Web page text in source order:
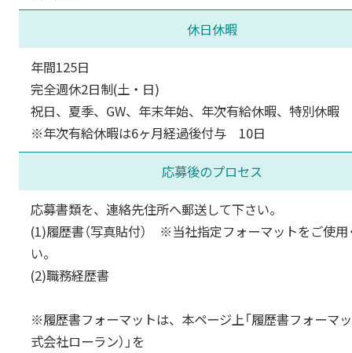
休日休暇
年間125日
完全週休2日制(土・日)
祝日、夏季、GW、年末年始、年次有給休暇、特別休暇
※年次有給休暇は6ヶ月経過後付与 10日
応募後のプロセス
応募書類を、連絡先住所へ郵送して下さい。
(1)履歴書（写真貼付） ※当社指定フォーマットをご使用
い。
(2)職務経歴書
※履歴書フォーマットは、本ページ上「履歴書フォーマッ
式会社ローラン）」を